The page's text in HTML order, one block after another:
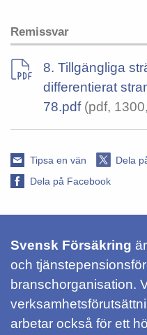
Remissvar
8. Tillgängliga
differentierat
78.pdf(pdf,
Tipsa en vän Dela
Dela på Facebook
Svensk Försäkring
och
branschorganisation.
arbetar också för ett